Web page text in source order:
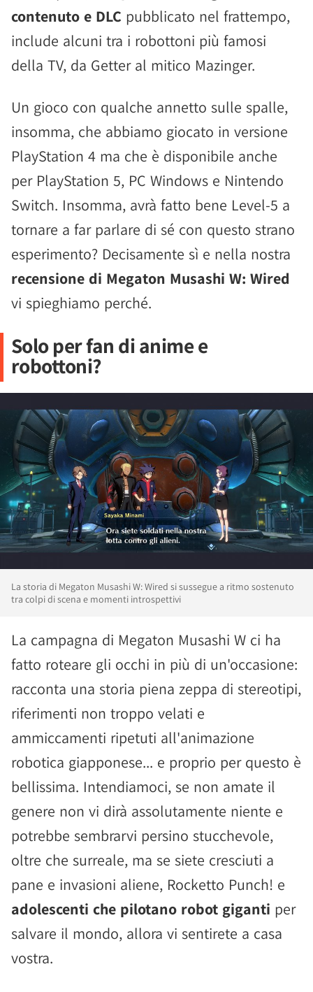
contenuto e DLC pubblicato nel frattempo,
include alcuni tra i robottoni più famosi
della TV, da Getter al mitico Mazinger.
Un gioco con qualche annetto sulle spalle,
insomma, che abbiamo giocato in versione
PlayStation 4 ma che è disponibile anche
per PlayStation 5, PC Windows e Nintendo
Switch. Insomma, avrà fatto bene Level-5 a
tornare a far parlare di sé con questo strano
esperimento? Decisamente sì e nella nostra
recensione di Megaton Musashi W: Wired
vi spieghiamo perché.
Solo per fan di anime e
robottoni?
La storia di Megaton Musashi W: Wired si sussegue a ritmo sostenuto
tra colpi di scena e momenti introspettivi
La campagna di Megaton Musashi W ci ha
fatto roteare gli occhi in più di un'occasione:
racconta una storia piena zeppa di stereotipi,
riferimenti non troppo velati e
ammiccamenti ripetuti all'animazione
robotica giapponese... e proprio per questo è
bellissima. Intendiamoci, se non amate il
genere non vi dirà assolutamente niente e
potrebbe sembrarvi persino stucchevole,
oltre che surreale, ma se siete cresciuti a
pane e invasioni aliene, Rocketto Punch! e
adolescenti che pilotano robot giganti per
salvare il mondo, allora vi sentirete a casa
vostra.